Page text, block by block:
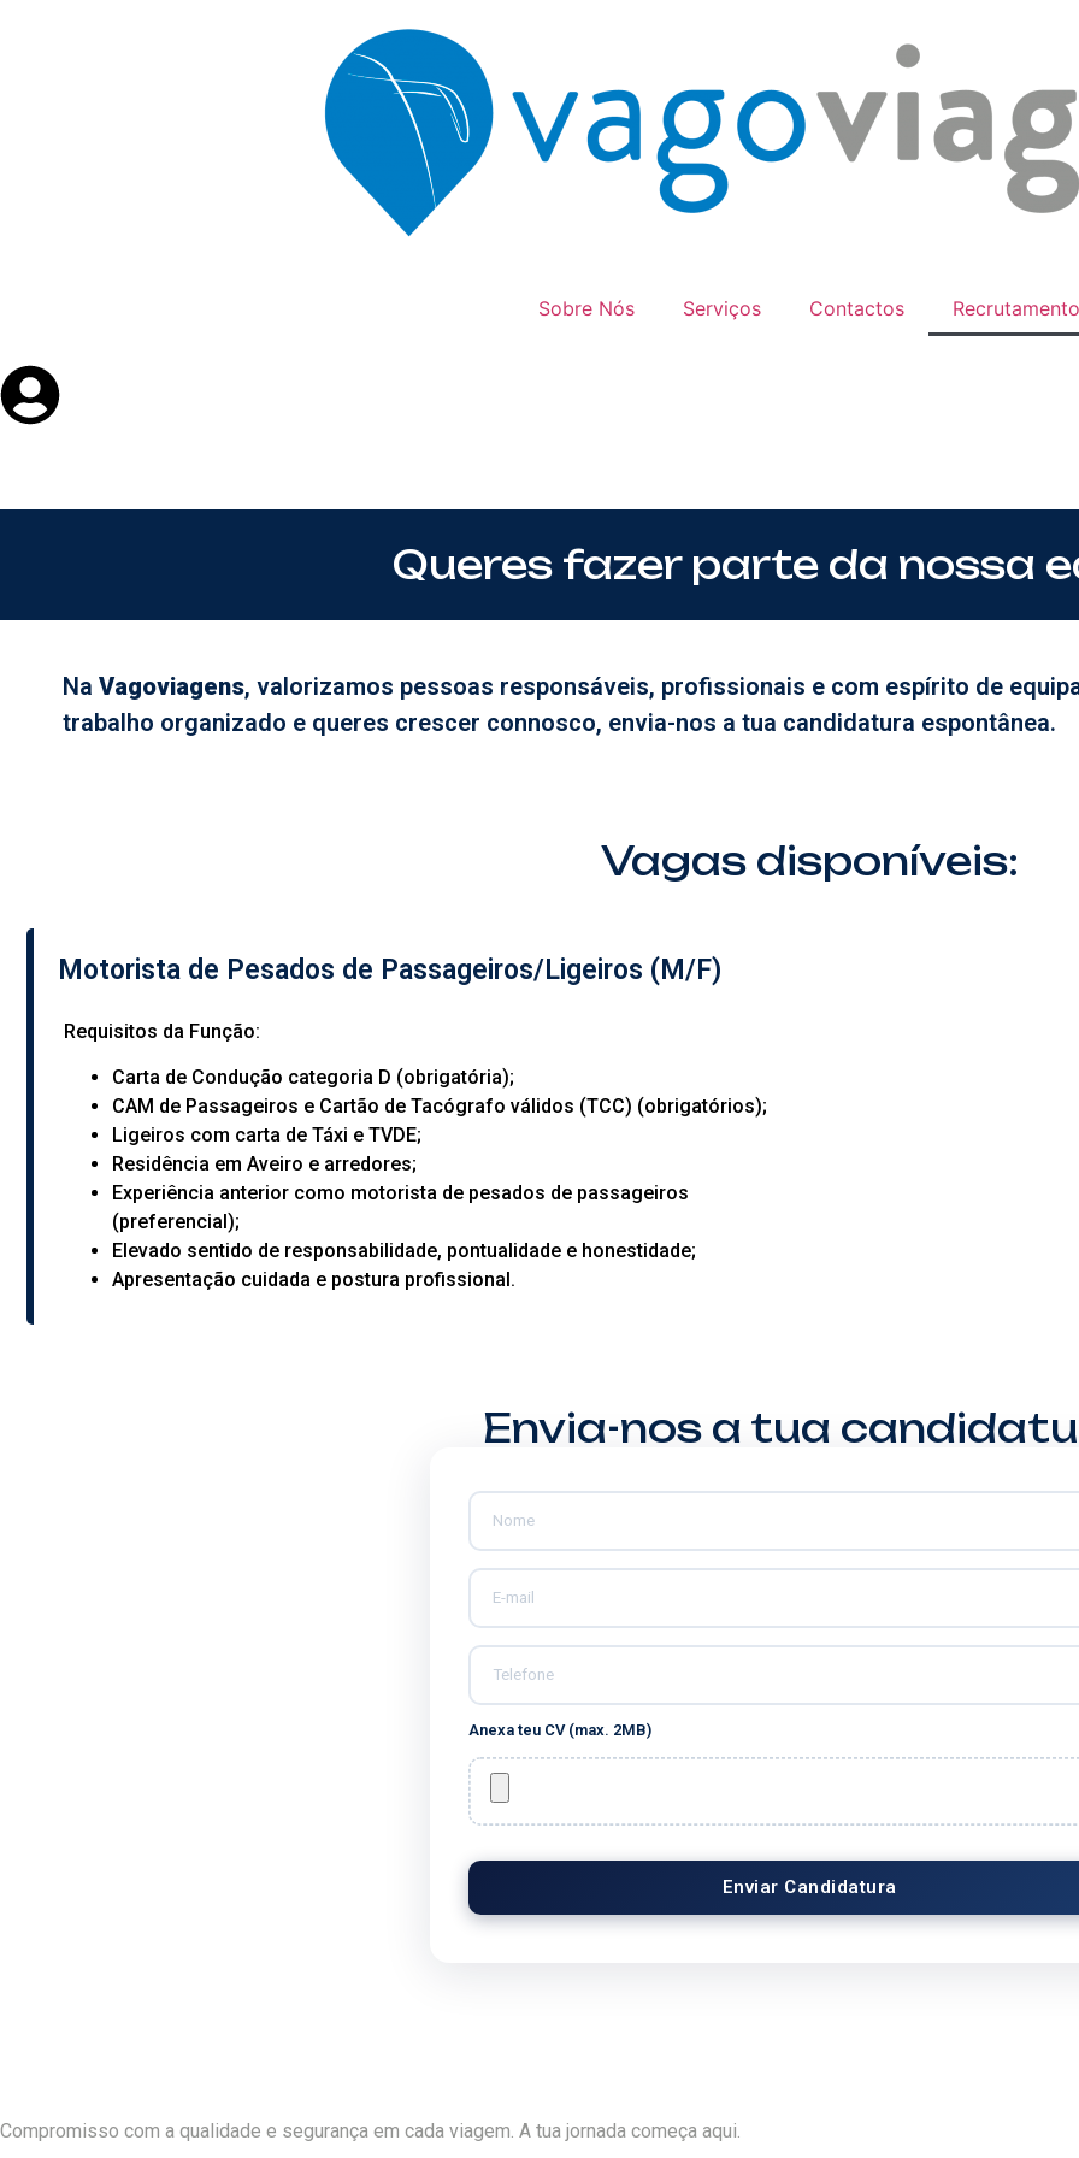
Sobre Nós Serviços Contactos Recrutamento
Queres fazer parte da nossa
Na Vagoviagens, valorizamos pessoas responsáveis, profissionais e com espírito de
trabalho organizado e queres crescer connosco, envia-nos a tua candidatura espontânea.
Vagas disponíveis:
Motorista de Pesados de Passageiros/Ligeiros (M/F)
Requisitos da Função:
Carta de Condução categoria D (obrigatória);
CAM de Passageiros e Cartão de Tacógrafo válidos (TCC) (obrigatórios);
Ligeiros com carta de Táxi e TVDE;
Residência em Aveiro e arredores;
Experiência anterior como motorista de pesados de passageiros
(preferencial);
Elevado sentido de responsabilidade, pontualidade e honestidade;
Apresentação cuidada e postura profissional.
Envia-nos a tua
Anexa teu CV (max. 2MB)
Enviar Candidatura
Compromisso com a qualidade e segurança em cada viagem. A tua jornada começa aqui.